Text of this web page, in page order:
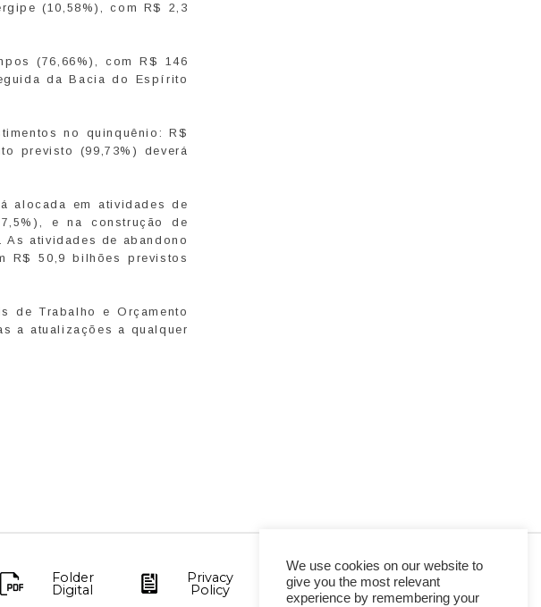
(10,58%), com R$ 2,3
(76,66%), com R$ 146
da Bacia do Espírito
no quinquênio: R$
previsto (99,73%) deverá
alocada em atividades de
e na construção de
As atividades de abandono
R$ 50,9 bilhões previstos
de Trabalho e Orçamento
a atualizações a qualquer
Folder
Digital
Privacy
Policy
We use cookies on our website to
give you the most relevant
experience by remembering your